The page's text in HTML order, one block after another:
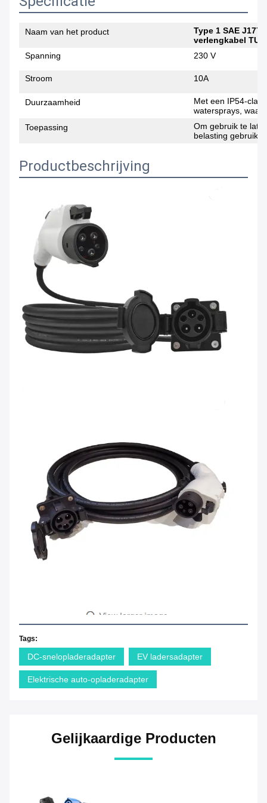
Naam van het product
Type 1 SAE
verlengkabel
Spanning
230 V
Stroom 10A
Duurzaamheid
Met een IP54-
watersprays,
Toepassing
Om gebruik te
belasting gebruik
Productbeschrijving
Tags:
DC-snelopladeradapter EV ladersadapter
Elektrische auto-opladeradapter
Gelijkaardige Producten